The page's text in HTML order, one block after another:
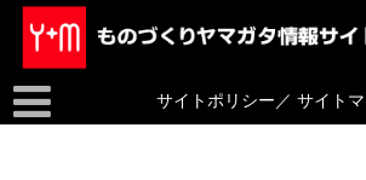
サイトポリシー ／サイト